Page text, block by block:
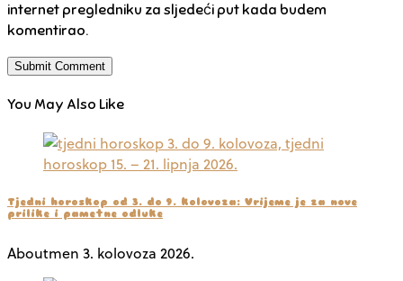
internet pregledniku za sljedeći put kada budem
komentirao.
You May Also Like
Tjedni horoskop od 3. do 9. kolovoza: Vrijeme je za nove
prilike i pametne odluke
Aboutmen 3. kolovoza 2026.